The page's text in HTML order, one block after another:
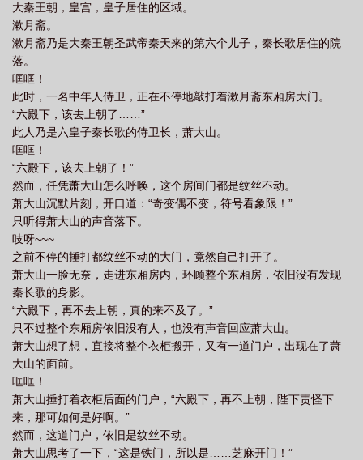
科网站 九龙夺嫡皇子的历史下场 从稳健皇子开始吃瓜松饼邮差
开始吃瓜 松饼邮差 九龙夺嫡从稳健皇子开始吃瓜笔趣阁
大秦王朝，皇宫，皇子居住的区域。
漱月斋。
漱月斋乃是大秦王朝圣武帝秦天来的第六个儿子，秦长歌居住的院
落。
哐哐！
此时，一名中年人侍卫，正在不停地敲打着漱月斋东厢房大门。
“六殿下，该去上朝了……”
此人乃是六皇子秦长歌的侍卫长，萧大山。
哐哐！
“六殿下，该去上朝了！”
然而，任凭萧大山怎么呼唤，这个房间门都是纹丝不动。
萧大山沉默片刻，开口道：“奇变偶不变，符号看象限！”
只听得萧大山的声音落下。
吱呀~~~
之前不停的捶打都纹丝不动的大门，竟然自己打开了。
萧大山一脸无奈，走进东厢房内，环顾整个东厢房，依旧没有发现
秦长歌的身影。
“六殿下，再不去上朝，真的来不及了。”
只不过整个东厢房依旧没有人，也没有声音回应萧大山。
萧大山想了想，直接将整个衣柜搬开，又有一道门户，出现在了萧
大山的面前。
哐哐！
萧大山捶打着衣柜后面的门户，“六殿下，再不上朝，陛下责怪下
来，那可如何是好啊。”
然而，这道门户，依旧是纹丝不动。
萧大山思考了一下，“这是铁门，所以是……芝麻开门！”